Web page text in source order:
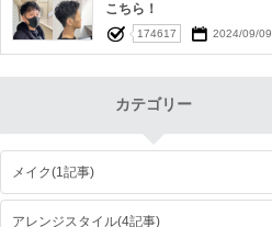
こちら！
174617 2024/09/09
カテゴリー
メイク(1記事)
アレンジスタイル(4記事)